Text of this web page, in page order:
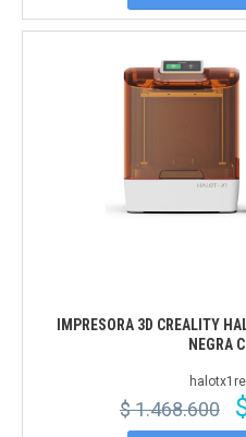
IMPRESORA 3D CREALITY
NEGRA
$ 1.468.600